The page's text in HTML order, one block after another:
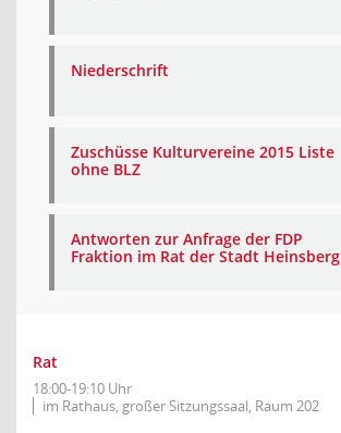
Niederschrift
Zuschüsse Kulturvereine 2015 Liste
ohne BLZ
Antworten zur Anfrage der FDP
Fraktion im Rat der Stadt Heinsberg
Rat
18:00-19:10 Uhr
im Rathaus, großer Sitzungssaal, Raum 202